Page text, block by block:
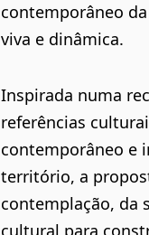
contemporâneo
viva e dinâmica.
Inspirada numa
referências
contemporâneo e
território, a
contemplação, da
cultural para